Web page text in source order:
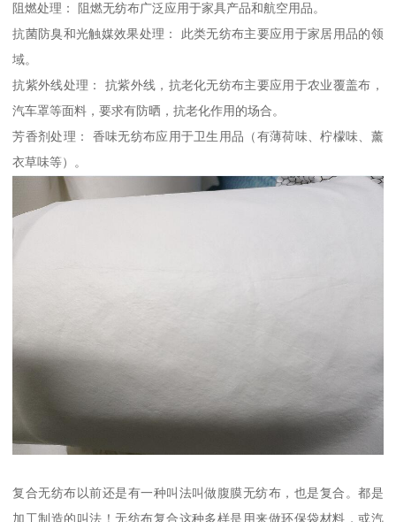
阻燃处理： 阻燃无纺布广泛应用于家具产品和航空用品。
抗菌防臭和光触媒效果处理： 此类无纺布主要应用于家居用品的领
域。
抗紫外线处理： 抗紫外线，抗老化无纺布主要应用于农业覆盖布，
汽车罩等面料，要求有防晒，抗老化作用的场合。
芳香剂处理： 香味无纺布应用于卫生用品（有薄荷味、柠檬味、薰
衣草味等）。
复合无纺布以前还是有一种叫法叫做腹膜无纺布，也是复合。都是
加工制造的叫法！无纺布复合这种多样是用来做环保袋材料，或汽